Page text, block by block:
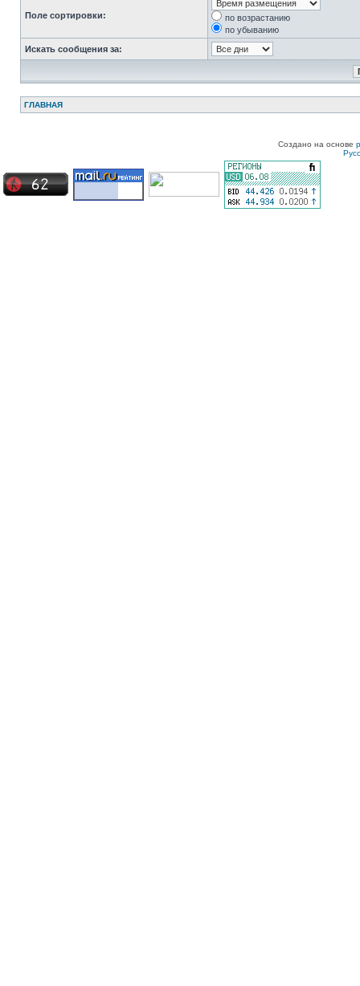
Поле сортировки:
по возрастанию
по убыванию
Искать сообщения за:
ГЛАВНАЯ
Создано на основе